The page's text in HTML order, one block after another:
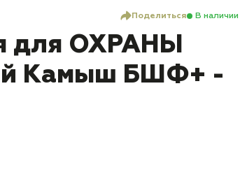
Поделиться В наличии
для ОХРАНЫ
Камыш БШФ+ -